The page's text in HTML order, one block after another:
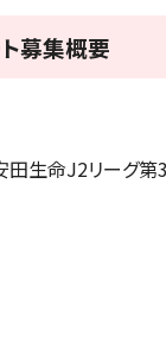
募集概要
生命J2リーグ第